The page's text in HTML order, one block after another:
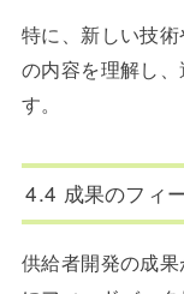
特に、新しい技
の内容を理解し
す。
4.4 成果のフィ
供給者開発の成